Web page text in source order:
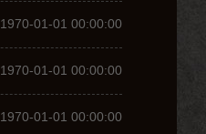
1970-01-01 00:00:00
1970-01-01 00:00:00
1970-01-01 00:00:00